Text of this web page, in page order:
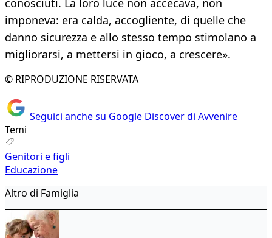
conosciuti. La loro luce non accecava, non
imponeva: era calda, accogliente, di quelle che
danno sicurezza e allo stesso tempo stimolano a
migliorarsi, a mettersi in gioco, a crescere».
© RIPRODUZIONE RISERVATA
Seguici anche su Google Discover di Avvenire
Temi
Genitori e figli
Educazione
Altro di Famiglia